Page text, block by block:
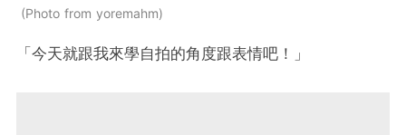
Photo from yoremahm
「今天就跟我來學自拍的角度跟表情吧！」